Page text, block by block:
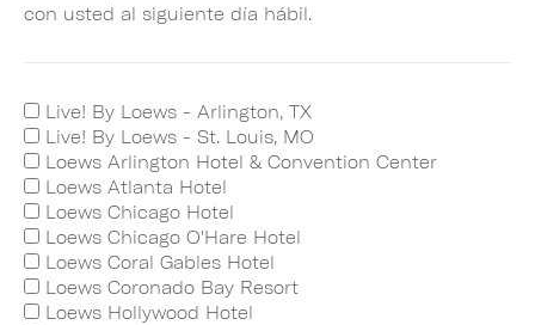
con usted al siguiente día hábil.
Live! By Loews - Arlington, TX
Live! By Loews - St. Louis, MO
Loews Arlington Hotel & Convention Center
Loews Atlanta Hotel
Loews Chicago Hotel
Loews Chicago O'Hare Hotel
Loews Coral Gables Hotel
Loews Coronado Bay Resort
Loews Hollywood Hotel